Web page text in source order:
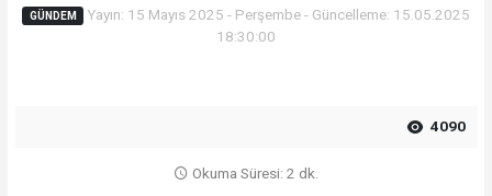
GÜNDEM
Yayın: 15 Mayıs 2025 - Perşembe - Güncelleme: 15.05.2025
18:30:00
4090
Okuma Süresi: 2 dk.